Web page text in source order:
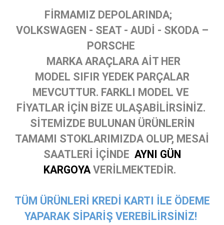
FİRMAMIZ DEPOLARINDA;
VOLKSWAGEN - SEAT - AUDİ - SKODA –
PORSCHE
MARKA ARAÇLARA AİT HER
MODEL SIFIR YEDEK PARÇALAR
MEVCUTTUR. FARKLI MODEL VE
FİYATLAR İÇİN BİZE ULAŞABİLİRSİNİZ.
SİTEMİZDE BULUNAN ÜRÜNLERİN
TAMAMI STOKLARIMIZDA OLUP, MESAİ
SAATLERİ İÇİNDE AYNI GÜN
KARGOYA VERİLMEKTEDİR.
TÜM ÜRÜNLERİ KREDİ KARTI İLE ÖDEME
YAPARAK SİPARİŞ VEREBİLİRSİNİZ!